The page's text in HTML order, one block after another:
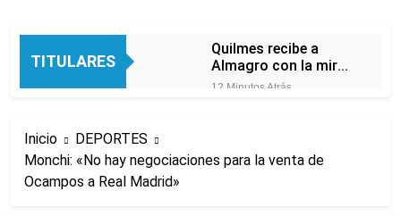
TITULARES
Quilmes recibe a
Almagro con la mira
puesta en el Reducido
12 Minutos Atrás
mitad de quienes
Economía en dos
Inicio
DEPORTES
Monchi: «No hay negociaciones para la venta de
Ocampos a Real Madrid»